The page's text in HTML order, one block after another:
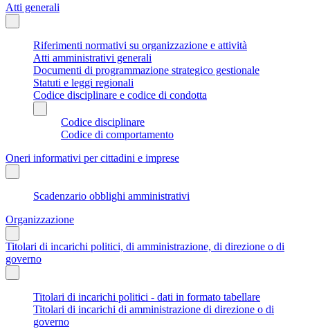
Atti generali
Riferimenti normativi su organizzazione e attività
Atti amministrativi generali
Documenti di programmazione strategico gestionale
Statuti e leggi regionali
Codice disciplinare e codice di condotta
Codice disciplinare
Codice di comportamento
Oneri informativi per cittadini e imprese
Scadenzario obblighi amministrativi
Organizzazione
Titolari di incarichi politici, di amministrazione, di direzione o di
governo
Titolari di incarichi politici - dati in formato tabellare
Titolari di incarichi di amministrazione di direzione o di
governo